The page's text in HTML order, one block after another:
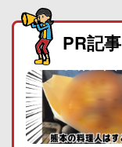
PR記事